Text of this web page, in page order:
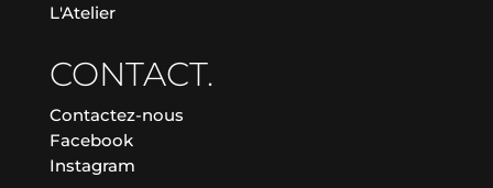
L'Atelier
CONTACT.
Contactez-nous
Facebook
Instagram